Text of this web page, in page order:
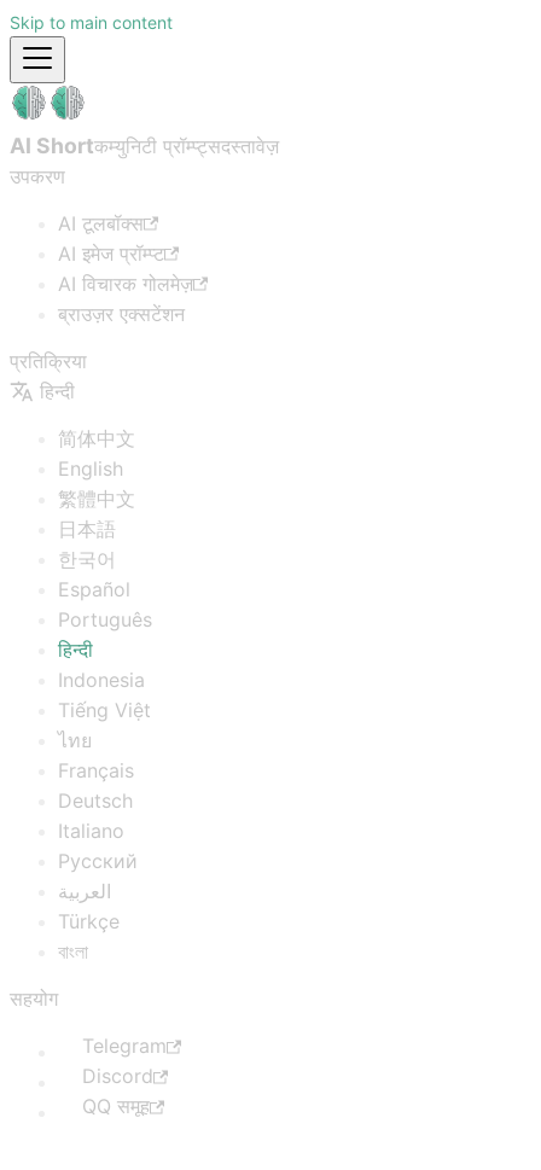
Skip to main content
AI Shortकम्युनिटी प्रॉम्प्ट्सदस्तावेज़
उपकरण
AI टूलबॉक्स
AI इमेज प्रॉम्प्ट
AI विचारक गोलमेज़
ब्राउज़र एक्सटेंशन
प्रतिक्रिया
हिन्दी
简体中文
English
繁體中文
日本語
한국어
Español
Português
हिन्दी
Indonesia
Tiếng Việt
ไทย
Français
Deutsch
Italiano
Русский
العربية
Türkçe
বাংলা
सहयोग
Telegram
Discord
QQ समूह